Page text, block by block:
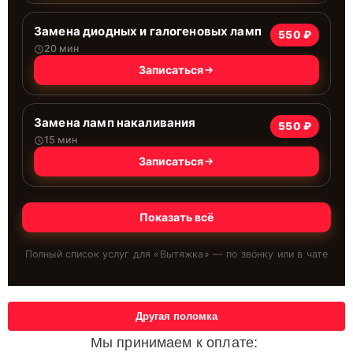
Замена диодных и галогеновых ламп
20 мин
550 ₽
Записаться
Замена ламп накаливания
15 мин
550 ₽
Записаться
Показать всё
Полный список услуг для « Вытяжка » — по звонку или в чате
Мы принимаем к оплате:
Другая поломка